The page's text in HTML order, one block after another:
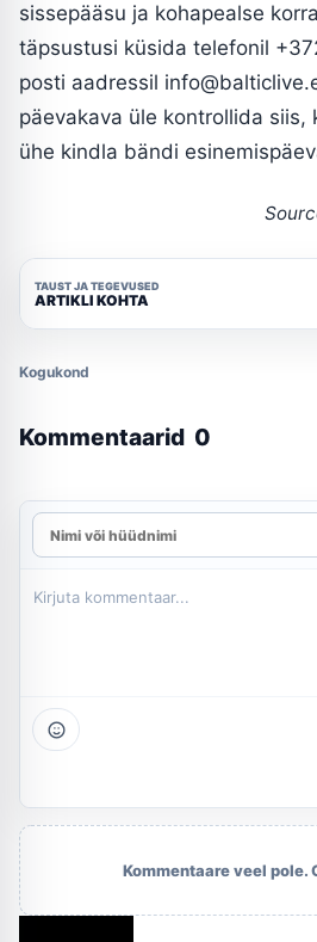
sissepääsu ja kohapealse
täpsustusi küsida telefonil
posti aadressil
päevakava üle kontrollida siis,
ühe kindla bändi
TAUST JA TEGEVUSED
ARTIKLI KOHTA
Kogukond
Kommentaarid 0
Kommentaare veel pole.